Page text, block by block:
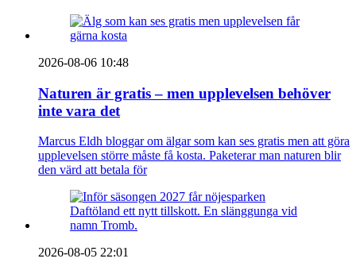
2026-08-06 10:48
Naturen är gratis – men upplevelsen behöver
inte vara det
Marcus Eldh bloggar om älgar som kan ses gratis men att göra
upplevelsen större måste få kosta. Paketerar man naturen blir
den värd att betala för
2026-08-05 22:01